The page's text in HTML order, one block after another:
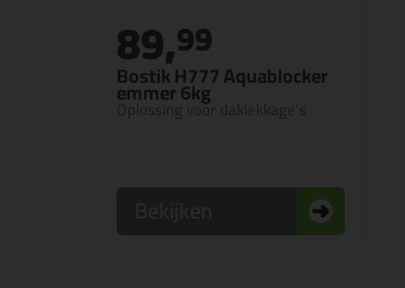
Bostik H777 Aquablocker
emmer 6kg
Oplossing voor daklekkage's
89,99